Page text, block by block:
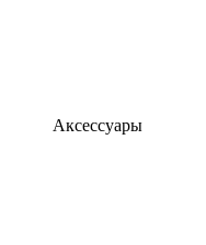
Аксессуары